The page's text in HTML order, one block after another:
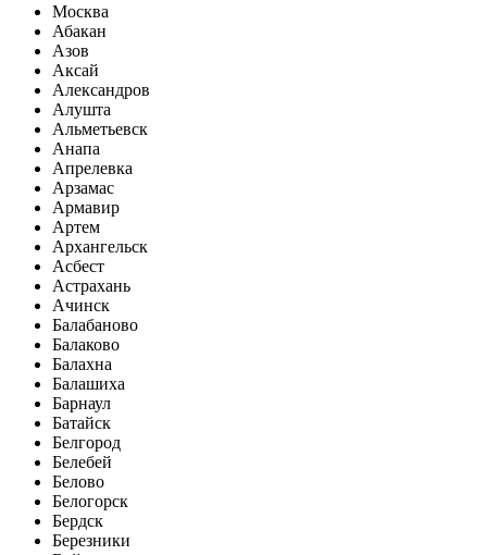
Москва
Абакан
Азов
Аксай
Александров
Алушта
Альметьевск
Анапа
Апрелевка
Арзамас
Армавир
Артем
Архангельск
Асбест
Астрахань
Ачинск
Балабаново
Балаково
Балахна
Балашиха
Барнаул
Батайск
Белгород
Белебей
Белово
Белогорск
Бердск
Березники